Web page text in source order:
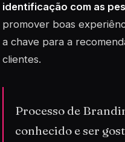
identificação com as
promover boas
a chave para a
clientes.
Processo de
conhecido e ser